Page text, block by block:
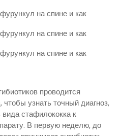
проводится
чтобы узнать точный диагноз,
вида стафилококка к
В первую неделю, до